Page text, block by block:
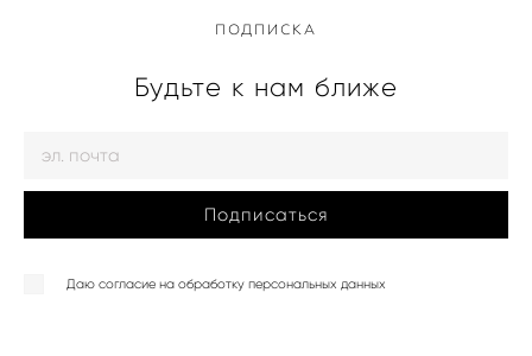
ПОДПИСКА
Будьте к нам ближе
Подписаться
Даю согласие на обработку персональных данных